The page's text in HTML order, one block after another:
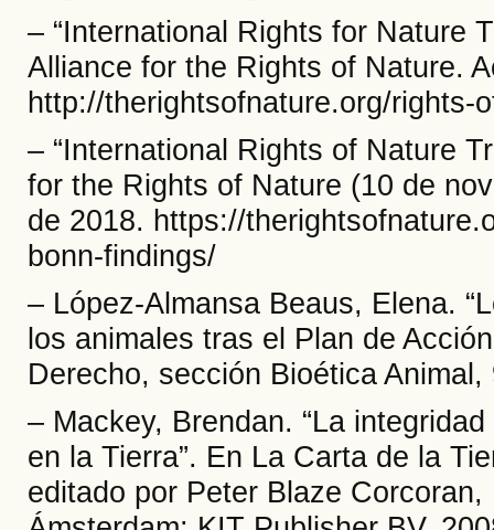
– “International Rights for Nature
Alliance for the Rights of Nature.
http://therightsofnature.org/rights-
– “International Rights of Nature
for the Rights of Nature (10 de
de 2018. https://
bonn-findings/
– López-Almansa Beaus, Elena.
los animales tras el Plan de
Derecho, sección Bioética
– Mackey, Brendan. “La
en la Tierra”. En La Carta de la
editado por Peter Blaze